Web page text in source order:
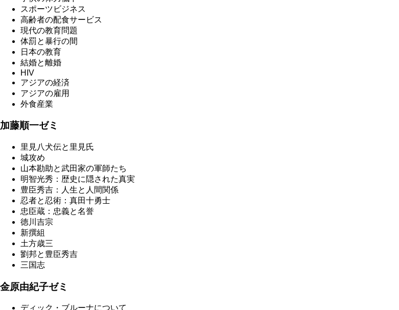
スポーツビジネス
高齢者の配食サービス
現代の教育問題
体罰と暴行の間
日本の教育
結婚と離婚
HIV
アジアの経済
アジアの雇用
外食産業
加藤順一ゼミ
里見八犬伝と里見氏
城攻め
山本勘助と武田家の軍師たち
明智光秀：歴史に隠された真実
豊臣秀吉：人生と人間関係
忍者と忍術：真田十勇士
忠臣蔵：忠義と名誉
徳川吉宗
新撰組
土方歳三
劉邦と豊臣秀吉
三国志
金原由紀子ゼミ
ディック・ブルーナについて